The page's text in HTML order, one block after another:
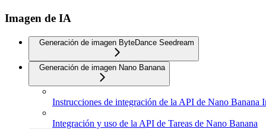
Imagen de IA
Generación de imagen ByteDance Seedream
Generación de imagen Nano Banana
Instrucciones de integración de la API de Nano Banana
Integración y uso de la API de Tareas de Nano Banana